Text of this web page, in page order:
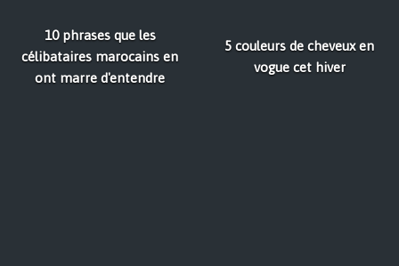
10 phrases que les
célibataires marocains en
ont marre d'entendre
5 couleurs de cheveux en
vogue cet hiver